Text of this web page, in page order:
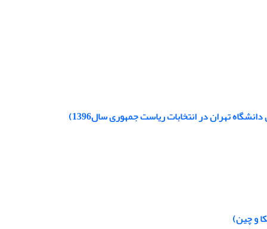
تهران در انتخابات ریاست جمهوری سال1396)
و چین)